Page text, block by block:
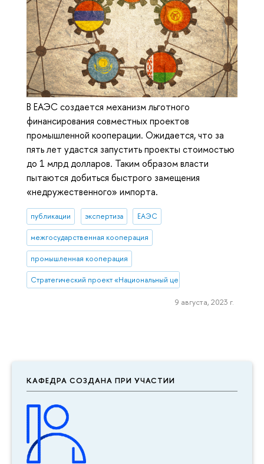
КАФЕДРА СОЗДАНА ПРИ УЧАСТИИ
В ЕАЭС создается механизм льготного
финансирования совместных проектов
промышленной кооперации. Ожидается, что за
пять лет удастся запустить проекты стоимостью
до 1 млрд долларов. Таким образом власти
пытаются добиться быстрого замещения
«недружественного» импорта.
публикации экспертиза ЕАЭС
межгосударственная кооперация
промышленная кооперация
Стратегический проект «Национальный центр научно-
9 августа, 2023 г.